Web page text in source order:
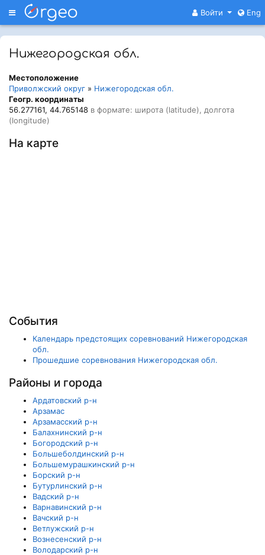
Меню Войти Eng
Нижегородская обл.
Местоположение
Приволжский округ » Нижегородская обл.
Геогр. координаты
56.277161, 44.765148 в формате: широта (latitude), долгота
(longitude)
На карте
События
Календарь предстоящих соревнований Нижегородская
обл.
Прошедшие соревнования Нижегородская обл.
Районы и города
Ардатовский р-н
Арзамас
Арзамасский р-н
Балахнинский р-н
Богородский р-н
Большеболдинский р-н
Большемурашкинский р-н
Борский р-н
Бутурлинский р-н
Вадский р-н
Варнавинский р-н
Вачский р-н
Ветлужский р-н
Вознесенский р-н
Володарский р-н